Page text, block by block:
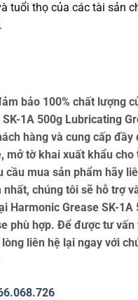
tuổi thọ của các tài sản
bảo 100% chất lượng
SK-1A 500g Lubricating
hàng và cung cấp đầy
mở tờ khai xuất khẩu cho
cầu mua sản phẩm hãy
nhất, chúng tôi sẽ hỗ trợ
Harmonic Grease SK-1A
phù hợp. Để được tư vấn
liên hệ lại ngay với